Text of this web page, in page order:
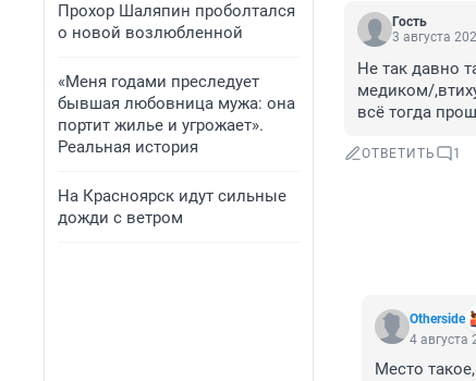
Прохор Шаляпин проболтался
о новой возлюбленной
«Меня годами преследует
бывшая любовница мужа: она
портит жилье и угрожает».
Реальная история
На Красноярск идут сильные
дожди с ветром
Гость
3 августа
Не так давно
медиком/
всё тогда
ОТВЕТИТЬ 1
Otherside
4 августа
Место